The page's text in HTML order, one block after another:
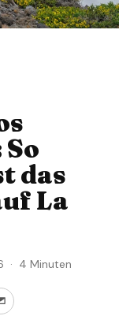
das
La
· 4 Minuten